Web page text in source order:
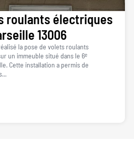
roulants électriques
13006
la pose de volets roulants
un immeuble situé dans le 6ᵉ
Cette installation a permis de